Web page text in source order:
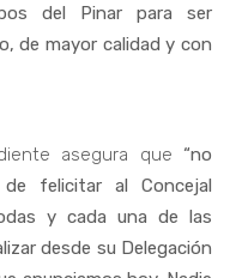
del Pinar para ser
de mayor calidad y con
asegura que “no
felicitar al Concejal
y cada una de las
desde su Delegación